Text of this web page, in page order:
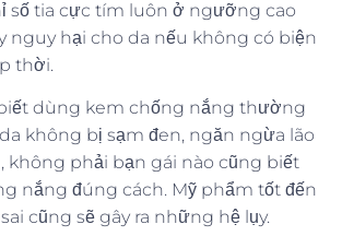
số tia cực tím luôn ở ngưỡng cao
nguy hại cho da nếu không có biện
thời.
dùng kem chống nắng thường
không bị sạm đen, ngăn ngừa lão
không phải bạn gái nào cũng biết
nắng đúng cách. Mỹ phẩm tốt đến
cũng sẽ gây ra những hệ lụy.